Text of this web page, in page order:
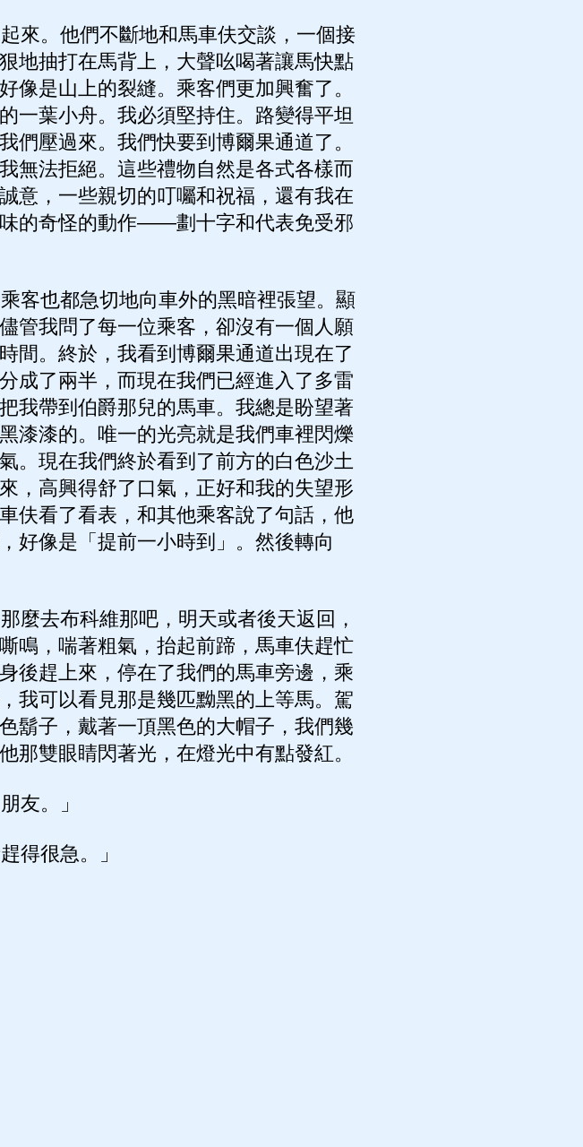
來。他們不斷地和馬車伕交談，一個接
地抽打在馬背上，大聲吆喝著讓馬快點
像是山上的裂縫。乘客們更加興奮了。
一葉小舟。我必須堅持住。路變得平坦
們壓過來。我們快要到博爾果通道了。
無法拒絕。這些禮物自然是各式各樣而
意，一些親切的叮囑和祝福，還有我在
的奇怪的動作——劃十字和代表免受邪
客也都急切地向車外的黑暗裡張望。顯
管我問了每一位乘客，卻沒有一個人願
間。終於，我看到博爾果通道出現在了
成了兩半，而現在我們已經進入了多雷
我帶到伯爵那兒的馬車。我總是盼望著
漆漆的。唯一的光亮就是我們車裡閃爍
。現在我們終於看到了前方的白色沙土
，高興得舒了口氣，正好和我的失望形
伕看了看表，和其他乘客說了句話，他
好像是「提前一小時到」。然後轉向
去布科維那吧，明天或者後天返回，
鳴，喘著粗氣，抬起前蹄，馬車伕趕忙
後趕上來，停在了我們的馬車旁邊，乘
我可以看見那是幾匹黝黑的上等馬。駕
鬍子，戴著一頂黑色的大帽子，我們幾
那雙眼睛閃著光，在燈光中有點發紅。
友。」
得很急。」